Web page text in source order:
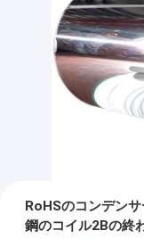
RoHSのコンデン
鋼のコイル2Bの終